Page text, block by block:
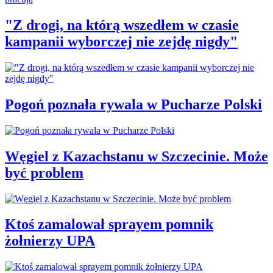
"Z drogi, na którą wszedłem w czasie
kampanii wyborczej nie zejdę nigdy"
Pogoń poznała rywala w Pucharze Polski
Węgiel z Kazachstanu w Szczecinie. Może
być problem
Ktoś zamalował sprayem pomnik
żołnierzy UPA